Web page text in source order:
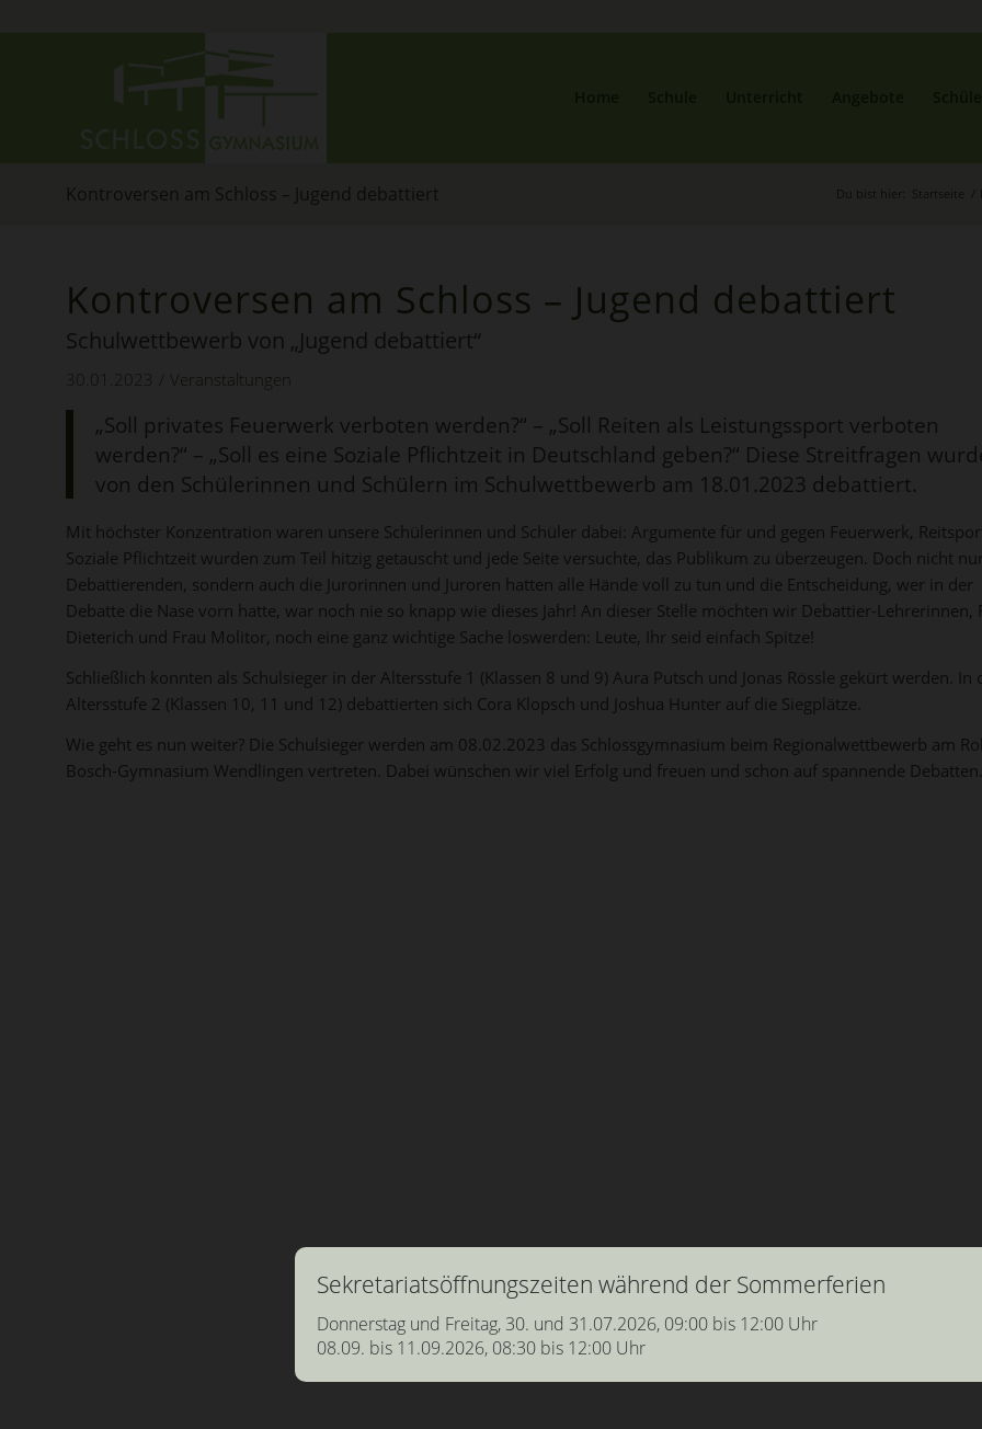
Kontroversen am Schloss – Jugend debattiert Du bist hier: Startseite
Kontroversen am Schloss – Jugend debattiert
Schulwettbewerb von „Jugend debattiert“
30.01.2023 Veranstaltungen
„Soll privates Feuerwerk verboten werden?“ – „Soll Reiten als Leistungssport verboten
werden?“ – „Soll es eine Soziale Pflichtzeit in Deutschland geben?“ Diese Streitfragen
von den Schülerinnen und Schülern im Schulwettbewerb am 18.01.2023 debattiert.
Mit höchster Konzentration waren unsere Schülerinnen und Schüler dabei: Argumente für und gegen Feuerwerk,
Soziale Pflichtzeit wurden zum Teil hitzig getauscht und jede Seite versuchte, das Publikum zu überzeugen. Doch nicht
Debattierenden, sondern auch die Jurorinnen und Juroren hatten alle Hände voll zu tun und die Entscheidung, wer in der
Debatte die Nase vorn hatte, war noch nie so knapp wie dieses Jahr! An dieser Stelle möchten wir Debattier-Lehrerinnen,
Dieterich und Frau Molitor, noch eine ganz wichtige Sache loswerden: Leute, Ihr seid einfach Spitze!
Schließlich konnten als Schulsieger in der Altersstufe 1 (Klassen 8 und 9) Aura Putsch und Jonas Rössle gekürt werden. In
Altersstufe 2 (Klassen 10, 11 und 12) debattierten sich Cora Klopsch und Joshua Hunter auf die Siegplätze.
Wie geht es nun weiter? Die Schulsieger werden am 08.02.2023 das Schlossgymnasium beim Regionalwettbewerb am
Bosch-Gymnasium Wendlingen vertreten. Dabei wünschen wir viel Erfolg und freuen und schon auf spannende Debatten.
Sekretariatsöffnungszeiten während der Sommerferien
Donnerstag und Freitag, 30. und 31.07.2026, 09:00 bis 12:00 Uhr
08.09. bis 11.09.2026, 08:30 bis 12:00 Uhr